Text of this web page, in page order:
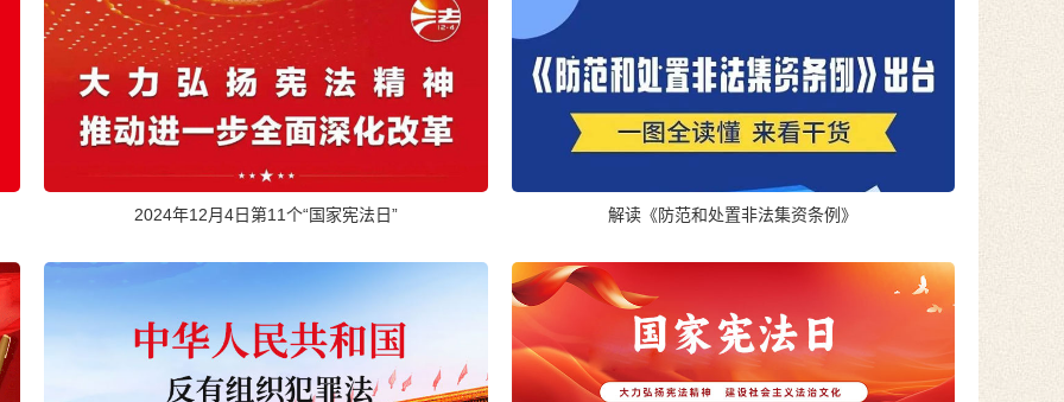
2024年12月4日第11个“国家宪法日” 解读《防范和处置非法集资条例》